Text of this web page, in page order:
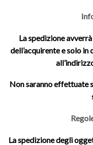
La spedizione
dell’acquirente e solo
Non saranno effettuate
La spedizione degli